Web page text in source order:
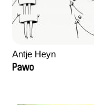
Antje Heyn
Pawo